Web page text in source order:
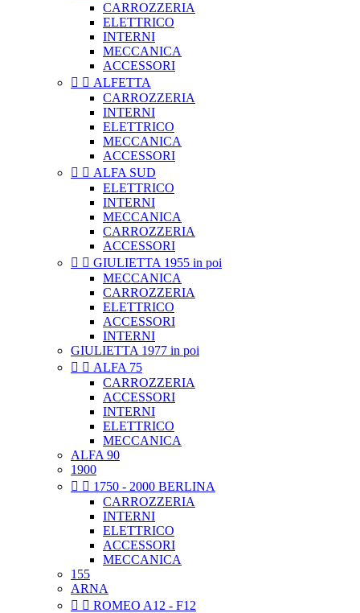
CARROZZERIA
ELETTRICO
INTERNI
MECCANICA
ACCESSORI
  ALFETTA
CARROZZERIA
INTERNI
ELETTRICO
MECCANICA
ACCESSORI
  ALFA SUD
ELETTRICO
INTERNI
MECCANICA
CARROZZERIA
ACCESSORI
  GIULIETTA 1955 in poi
MECCANICA
CARROZZERIA
ELETTRICO
ACCESSORI
INTERNI
GIULIETTA 1977 in poi
  ALFA 75
CARROZZERIA
ACCESSORI
INTERNI
ELETTRICO
MECCANICA
ALFA 90
1900
  1750 - 2000 BERLINA
CARROZZERIA
INTERNI
ELETTRICO
ACCESSORI
MECCANICA
155
ARNA
  ROMEO A12 - F12